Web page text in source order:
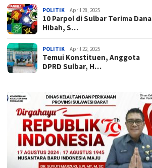
POLITIK April 28, 2025
10 Parpol di Sulbar Terima Dana
Hibah, S…
POLITIK April 22, 2025
Temui Konstituen, Anggota
DPRD Sulbar, H…